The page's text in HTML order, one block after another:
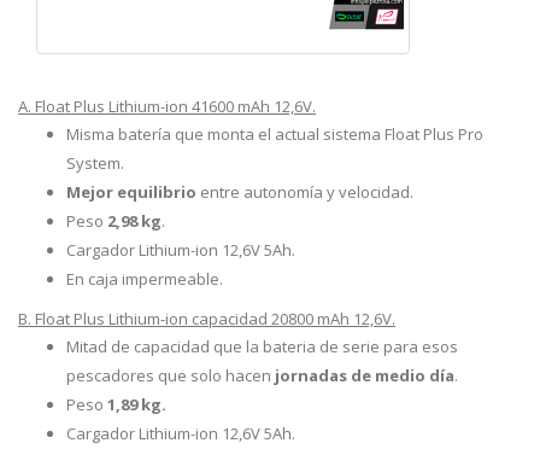
A. Float Plus Lithium-ion 41600 mAh 12,6V.
Misma batería que monta el actual sistema Float Plus Pro
System.
Mejor equilibrio entre autonomía y velocidad.
Peso 2,98 kg.
Cargador Lithium-ion 12,6V 5Ah.
En caja impermeable.
B. Float Plus Lithium-ion capacidad 20800 mAh 12,6V.
Mitad de capacidad que la bateria de serie para esos
pescadores que solo hacen jornadas de medio día.
Peso 1,89 kg.
Cargador Lithium-ion 12,6V 5Ah.